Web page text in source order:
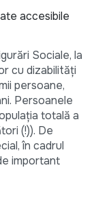
accesibile
Sociale, la
cu dizabilități
persoane,
Persoanele
totală a
(!)). De
în cadrul
important